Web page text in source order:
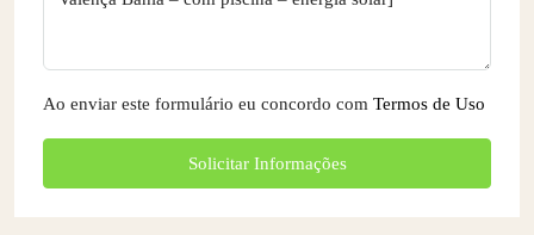
Ao enviar este formulário eu concordo com Termos de Uso
Solicitar Informações